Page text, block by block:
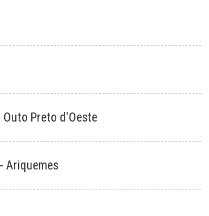
Outo Preto d'Oeste
- Ariquemes